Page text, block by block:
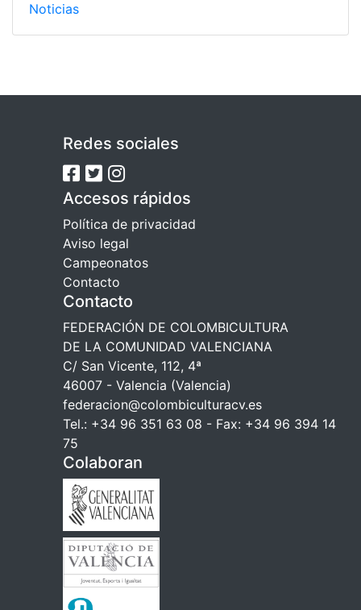
Noticias
Redes sociales
Accesos rápidos
Política de privacidad
Aviso legal
Campeonatos
Contacto
Contacto
FEDERACIÓN DE COLOMBICULTURA
DE LA COMUNIDAD VALENCIANA
C/ San Vicente, 112, 4ª
46007 - Valencia (Valencia)
federacion@colombiculturacv.es
Tel.: +34 96 351 63 08 - Fax: +34 96 394 14
75
Colaboran